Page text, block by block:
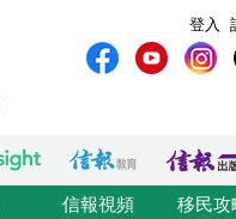
登入
信報視頻 移民攻